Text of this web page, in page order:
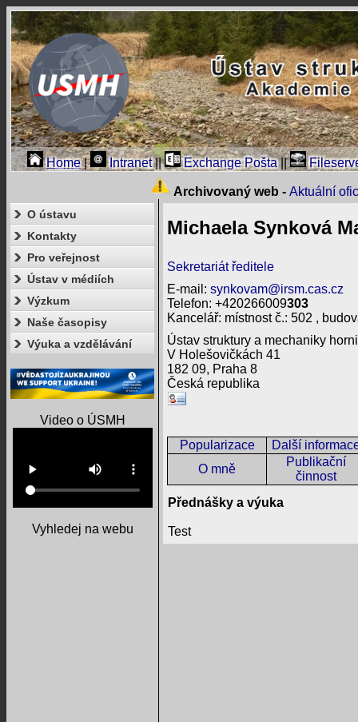
Home| Intranet|| Exchange Pošta ||
Archivovaný web - Aktuální
O ústavu
Kontakty
Pro veřejnost
Ústav v médiích
Výzkum
Naše časopisy
Výuka a vzdělávání
Video o ÚSMH
Vyhledej na webu
Michaela Synková
Sekretariát ředitele
E-mail: synkovam@irsm.cas.cz
Telefon: +420266009303
Kancelář: místnost č.: 502 ,
Ústav struktury a mechaniky
V Holešovičkách 41
182 09, Praha 8
Česká republika
Popularizace
Další
O mně
Publikační
činnost
Přednášky a výuka
Test